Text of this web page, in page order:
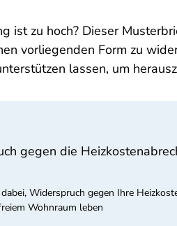
ist zu hoch? Dieser
vorliegenden Form zu
lassen, um
gegen die
Widerspruch gegen Ihre
Wohnraum leben